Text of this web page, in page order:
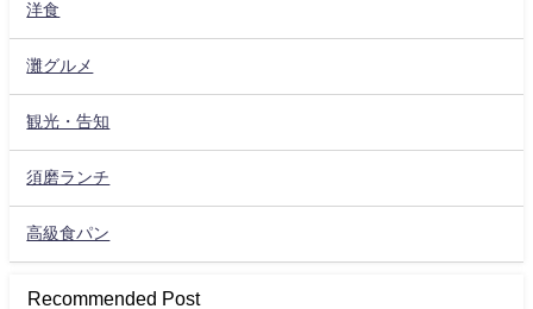
洋食
灘グルメ
観光・告知
須磨ランチ
高級食パン
Recommended Post